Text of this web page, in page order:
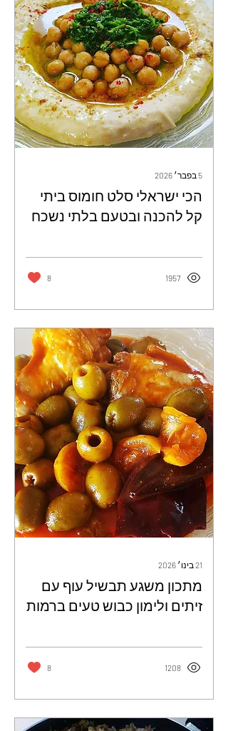
5 בפבר׳ 2026
הכי ישראלי סלט חומוס ביתי
קל להכנה ובטעם בלתי נשכח
1957
8
21 בינו׳ 2026
מתכון משגע תבשיל עוף עם
זיתים ולימון כבוש טעים ברמות
1208
8